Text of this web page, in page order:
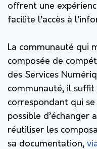
offrent une
facilite l’accès à
La communauté qui
composée de
des Services
communauté, il
correspondant qui
possible d’échanger
réutiliser les
sa documentation,